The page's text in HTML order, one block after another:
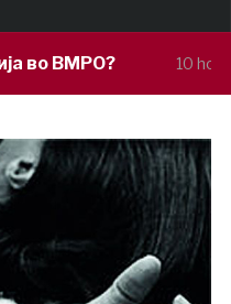
10 hours ago Под